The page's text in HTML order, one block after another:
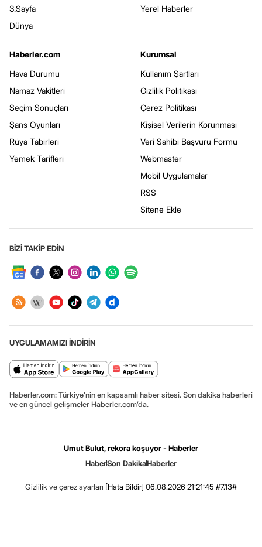
3.Sayfa
Dünya
Yerel Haberler
Haberler.com
Hava Durumu
Namaz Vakitleri
Seçim Sonuçları
Şans Oyunları
Rüya Tabirleri
Yemek Tarifleri
Kurumsal
Kullanım Şartları
Gizlilik Politikası
Çerez Politikası
Kişisel Verilerin Korunması
Veri Sahibi Başvuru Formu
Webmaster
Mobil Uygulamalar
RSS
Sitene Ekle
BİZİ TAKİP EDİN
UYGULAMAMIZI İNDİRİN
Haberler.com: Türkiye’nin en kapsamlı haber sitesi. Son dakika haberleri
ve en güncel gelişmeler Haberler.com’da.
Umut Bulut, rekora koşuyor - Haberler
HaberSon DakikaHaberler
Gizlilik ve çerez ayarları [Hata Bildir] 06.08.2026 21:21:45 #7.13#